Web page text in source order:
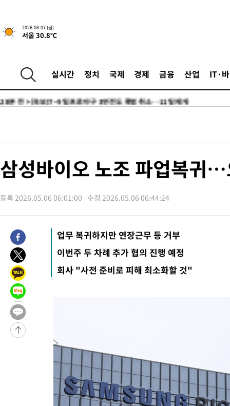
2026.08.07 (금)
서울 30.8℃
실시간 정치 국제 경제 금융 산업 IT·
-1324초 전 >[속보]합참 "北 발사체는 단거리탄도미사일…감시·경계태세
-1072초 전 >日방위성, 北이 동해로 쏜 발사체는 탄도미사일 가능성
18분 전 >[속보]합참 "북, 동해상으로 미상 발사체 발사"
'낮 최고 39도' 불볕더위…한밤 열대야도 계속[내일날씨]
28분 전 >[속보]7~9일 프로야구 3연전도 폭염 취소…11일 재개
40분 전 >서울 낮 37.9도, 올여름 최고치 경신…영등포 순간 '40도'
1시간 전 >[속보]코스닥, 800p 회복…0.26% 오른 801.67 마감
1시간 전 >[속보]원·달러 환율, 0.7원 내린 1423.8원 마감
2시간 전 >"여기 떨어졌다"…다누리, 스페이스X 로켓 달 충돌 흔적 포착
3시간 전 >
손흥민, 5경기 연속골 실패…LAFC는 승부차기 끝 과달라하라 격파
5시간 전 >
내일까지 39도 '펄펄'…기상청 "태풍 지나며 폭염 잠시 꺾인다"
-18834초 전 >
'월드컵 탈락 후폭풍' 축구협회…11시간 걸린 초유의 압수수
-18270초 전 >
[속보] 뉴욕증시, 혼조 출발…나스닥 0.3%↓, 다우 0.14%↑
-17063초 전 >
-15748초 전 >
-1344초 전 >
-1092초 전 >
[속보] SKT, 에이닷 서비스 장애 발생…"원인 파악 중"
[속보]합참 "북, 동해상으로 미상 발사체 발사"
'낮 최고 39도' 불볕더위…한밤 열대야도 계속[내일날씨]
[속보]7~9일 프로야구 3연전도 폭염 취소…11일 재개
"韓 외환시장 개입 관측 배경엔 美의 대한국 무역적자 있어"
삼성바이오 노조 파업복귀
등록 2026.05.06 06:01:00 수정 2026.05.06 06:44:24
업무 복귀하지만 연장근무 등 거부
이번주 두 차례 추가 협의 진행 예정
회사 "사전 준비로 피해 최소화할 것"